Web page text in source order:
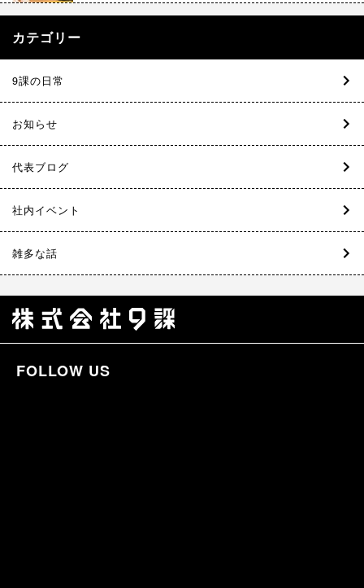
カテゴリー
9課の日常
お知らせ
代表ブログ
社内イベント
雑多な話
FOLLOW US